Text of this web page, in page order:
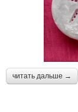
читать дальше →